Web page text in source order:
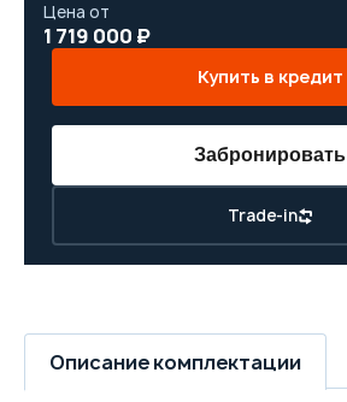
Цена от
1 719 000 ₽
Купить в кредит
Trade-in
Забронировать
Описание комплектации